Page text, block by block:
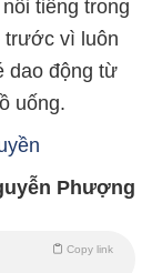
tiếng trong
trước vì luôn
dao động từ
uống.
Phượng
Copy link